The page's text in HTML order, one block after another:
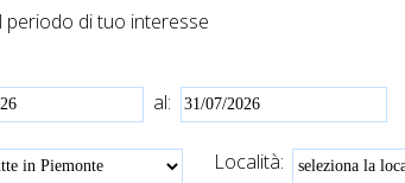
periodo di tuo interesse
al:
Località: